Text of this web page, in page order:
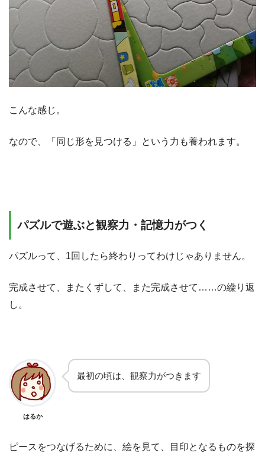
こんな感じ。
なので、「同じ形を見つける」という力も養われます。
パズルで遊ぶと観察力・記憶力がつく
パズルって、1回したら終わりってわけじゃありません。
完成させて、またくずして、また完成させて……の繰り返
し。
はるか
最初の頃は、観察力がつきます
ピースをつなげるために、絵を見て、目印となるものを探